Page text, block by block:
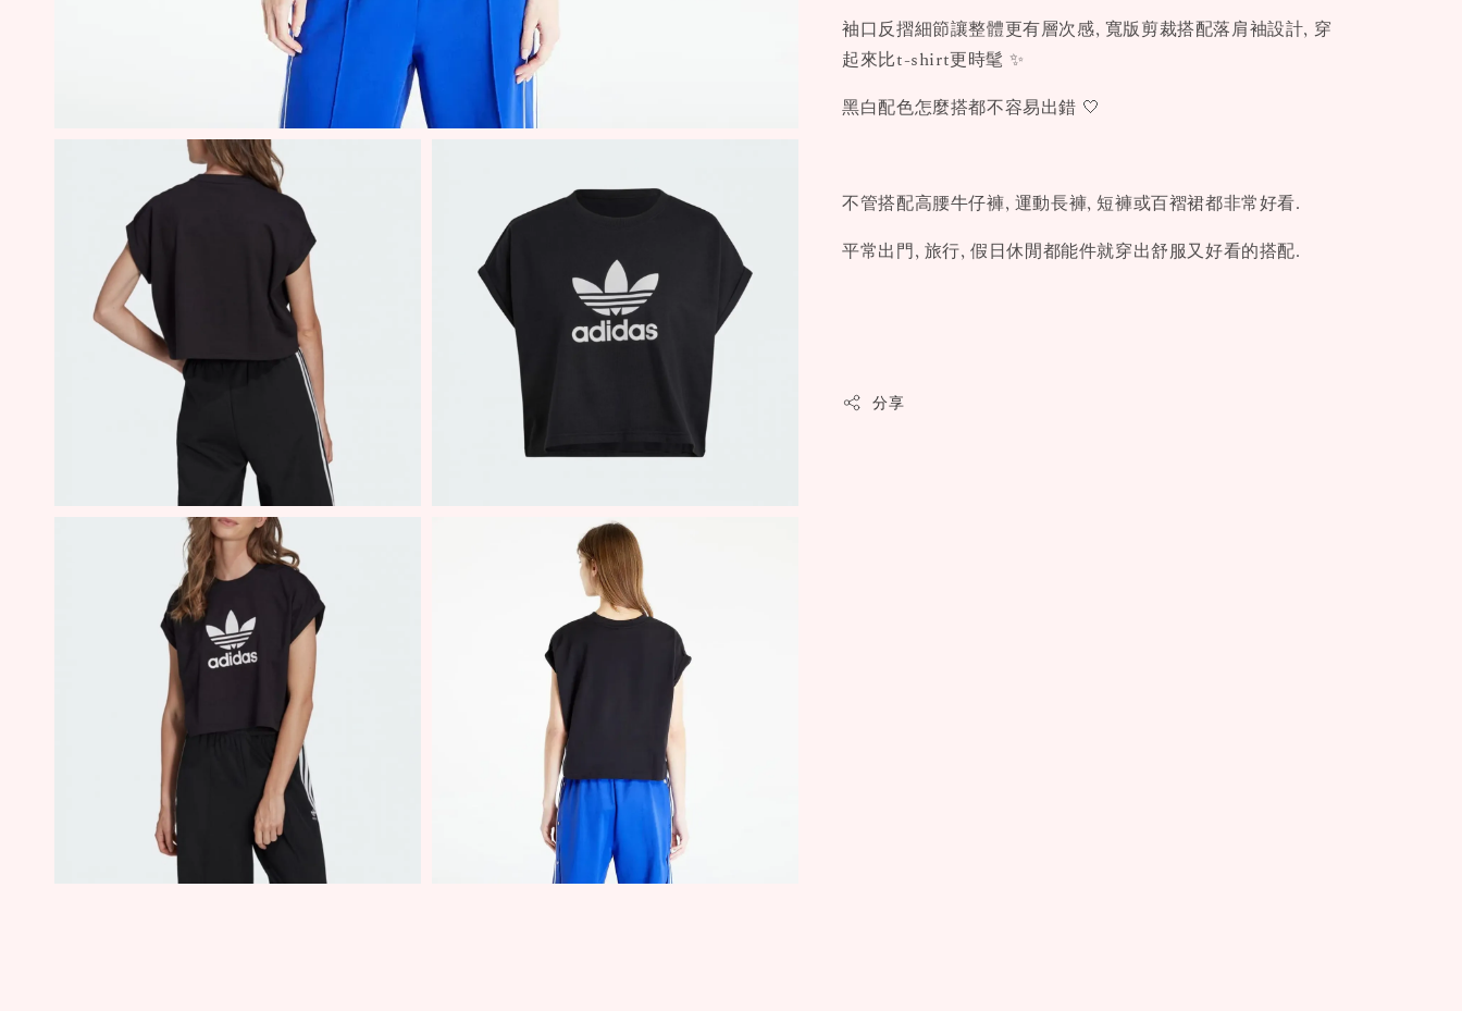
袖口反摺細節讓整體更有層次感, 寬版剪裁搭配落肩袖設計, 穿
起來比t-shirt更時髦 ✨
黑白配色怎麼搭都不容易出錯 🤍
不管搭配高腰牛仔褲, 運動長褲, 短褲或百褶裙都非常好看.
平常出門, 旅行, 假日休閒都能件就穿出舒服又好看的搭配.
分享